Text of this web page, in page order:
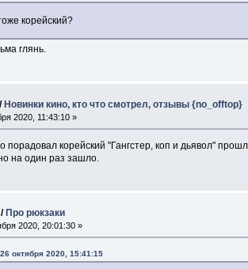
корейский?
глянь.
/Новинки кино, кто что смотрел, отзывы {no_offtop}
2020, 11:43:10 »
порадовал корейский "Гангстер, коп и дьявол"
на один раз зашло.
/ Про рюкзаки
2020, 20:01:30 »
октября 2020, 15:41:15